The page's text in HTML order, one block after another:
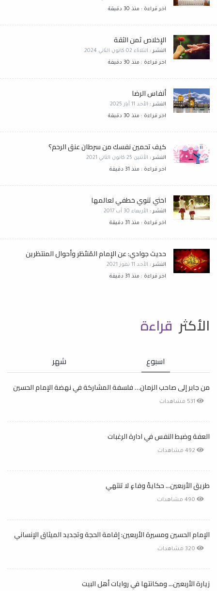
اخر قراءة : منذ 30 دقيقة
الإخلاص ثمن الثقة
النشر : الثلاثاء 02 كانون الثاني 2024
اخر قراءة : منذ 30 دقيقة
أنفاس الرضا
النشر : الأحد 11 آيار 2025
اخر قراءة : منذ 30 دقيقة
كيف تحمين نفسك من سرطان عنق الرحم؟
النشر : الأثنين 25 كانون الثاني 2021
اخر قراءة : منذ 31 دقيقة
اختي تنوي خطفي لعالمها
النشر : الأربعاء 30 آب 2017
اخر قراءة : منذ 31 دقيقة
حديث جوادي: عن الإمام المُنتَظر وأحوال المنتظرين
النشر : الأحد 11 تموز 2021
اخر قراءة : منذ 31 دقيقة
الأكثر قراءة
اسبوع شهر
من جابر إلى صاحب الزمان… فلسفة المشاركة في نهضة الإمام الحسين
العفة وضبط النفس في ادارة الرغبات
طريق الأربعين... حكايةُ وفاءٍ لا تنتهي
الإمام الحسين ومسيرة الأربعين: إقامة الحجة وتجديد الميثاق الإنساني
زيارة الأربعين... ومكانتها في روايات أهل البيت